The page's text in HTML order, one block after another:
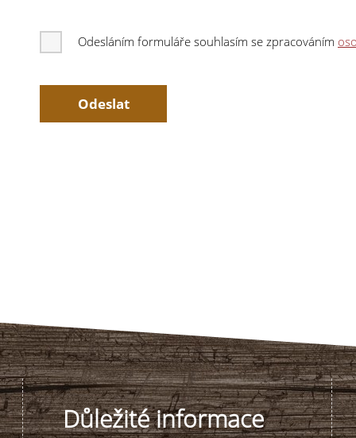
Odesláním formuláře souhlasím se zpracováním
Důležité informace